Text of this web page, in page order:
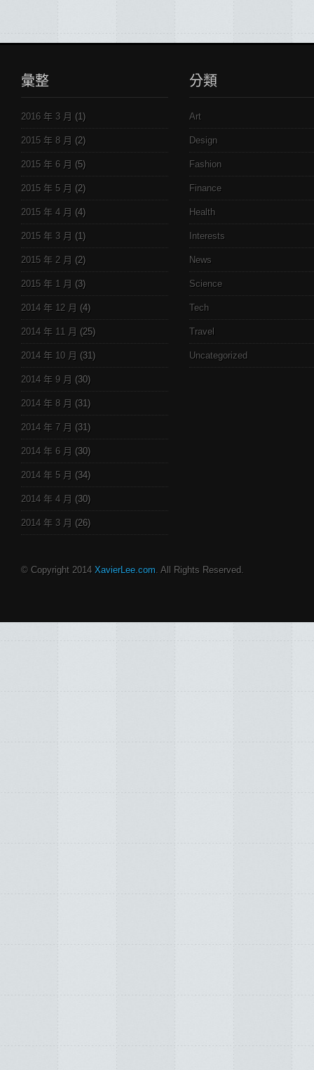
彙整
2016 年 3 月 (1)
2015 年 8 月 (2)
2015 年 6 月 (5)
2015 年 5 月 (2)
2015 年 4 月 (4)
2015 年 3 月 (1)
2015 年 2 月 (2)
2015 年 1 月 (3)
2014 年 12 月 (4)
2014 年 11 月 (25)
2014 年 10 月 (31)
2014 年 9 月 (30)
2014 年 8 月 (31)
2014 年 7 月 (31)
2014 年 6 月 (30)
2014 年 5 月 (34)
2014 年 4 月 (30)
2014 年 3 月 (26)
分類
Art
Design
Fashion
Finance
Health
Interests
News
Science
Tech
Travel
Uncategorized
© Copyright 2014 XavierLee.com . All Rights Reserved.